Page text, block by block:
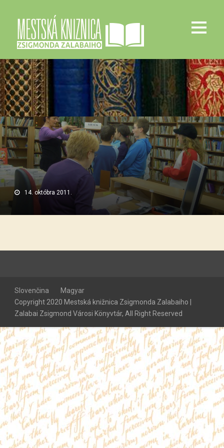
14. októbra 2011.
Slovenčina
Magyar
Copyright 2020 Mestská knižnica Zsigmonda Zalabaiho |
Zalabai Zsigmond Városi Könyvtár, All Right Reserved